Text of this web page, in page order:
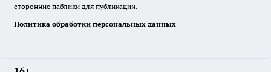
сторонние паблики для публикации.
Политика обработки персональных данных